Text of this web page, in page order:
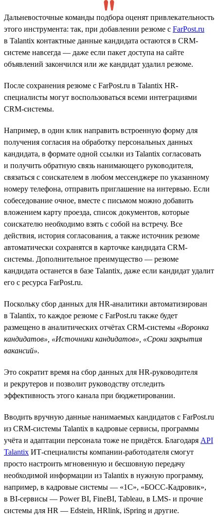
Дальневосточные команды подбора оценят привлекательность
этого инструмента: так, при добавлении резюме с FarPost.ru
в Talantix контактные данные кандидата остаются в CRM-
системе навсегда — даже если пакет доступа на сайте
объявлений закончился или же кандидат удалил резюме.
После сохранения резюме с FarPost.ru в Talantix HR-
специалисты могут воспользоваться всеми интеграциями
CRM-системы.
Например, в один клик направить встроенную форму для
получения согласия на обработку персональных данных
кандидата, в формате одной ссылки из Talantix согласовать
и получить обратную связь нанимающего руководителя,
связаться с соискателем в любом мессенджере по указанному
номеру телефона, отправить приглашение на интервью. Если
собеседование очное, вместе с письмом можно добавить
вложением карту проезда, список документов, которые
соискателю необходимо взять с собой на встречу. Все
действия, история согласования, а также источник резюме
автоматически сохранятся в карточке кандидата CRM-
системы. Дополнительное преимущество — резюме
кандидата останется в базе Talantix, даже если кандидат удалит
его с ресурса FarPost.ru.
Поскольку сбор данных для HR-аналитики автоматизирован
в Talantix, то каждое резюме c FarPost.ru также будет
размещено в аналитических отчётах CRM-системы «Воронка
кандидатов», «Источники кандидатов», «Сроки закрытия
вакансий».
Это сократит время на сбор данных для HR-руководителя
и рекрутеров и позволит руководству отследить
эффективность этого канала при бюджетировании.
Вводить вручную данные нанимаемых кандидатов с FarPost.ru
из CRM-системы Talantix в кадровые сервисы, программы
учёта и адаптации персонала тоже не придётся. Благодаря API
Talantix ИТ-специалисты компании-работодателя смогут
просто настроить мгновенную и бесшовную передачу
необходимой информации из Talantix в нужную программу,
например, в кадровые системы — «1С», «БОСС-Кадровик»,
в BI-сервисы — Power BI, FineBI, Tableau, в LMS- и прочие
системы для HR — Edstein, HRlink, iSpring и другие.